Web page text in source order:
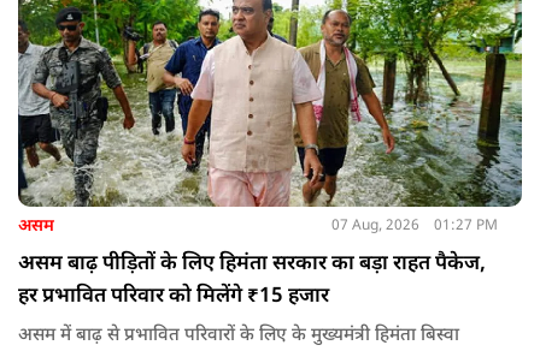
असम 07 Aug, 2026 01:27 PM
असम बाढ़ पीड़ितों के लिए हिमंता सरकार का बड़ा राहत पैकेज,
हर प्रभावित परिवार को मिलेंगे ₹15 हजार
असम में बाढ़ से प्रभावित परिवारों के लिए के मुख्यमंत्री हिमंता बिस्वा